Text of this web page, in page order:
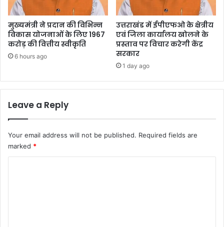
मुख्यमंत्री ने प्रदान की विभिन्न
विकास योजनाओं के लिए 1967
करोड़ की वित्तीय स्वीकृति
6 hours ago
उत्तराखंड में ईपीएफओ के क्षेत्रीय
एवं जिला कार्यालय खोलने के
प्रस्ताव पर विचार करेगी केंद्र
सरकार
1 day ago
Leave a Reply
Your email address will not be published. Required fields are
marked *